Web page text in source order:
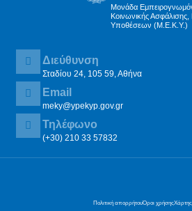
Μονάδα
Κοινωνικής
Υποθέσεων (Μ.Ε.Κ.Υ.)
Διεύθυνση
Σταδίου 24, 105 59, Αθήνα
Email
meky@ypekyp.gov.gr
Τηλέφωνο
(+30) 210 33 57832
Πολιτική απορρήτουΌροι χρήσηςΧάρτης